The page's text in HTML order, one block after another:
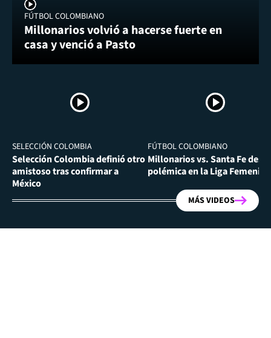
FÚTBOL COLOMBIANO
Millonarios volvió a hacerse fuerte en
casa y venció a Pasto
SELECCIÓN COLOMBIA
Selección Colombia definió otro
amistoso tras confirmar a
México
FÚTBOL COLOMBIANO
Millonarios vs. Santa Fe
polémica en la Liga Femenina
MÁS VIDEOS